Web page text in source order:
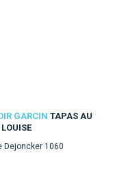
GARCIN TAPAS AU
Dejoncker 1060